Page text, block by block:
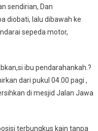
sendirian, Dan
diobati, lalu dibawah ke
sepeda motor,
ibu pendarahankah.?
dari pukul 04.00 pagi ,
di mesjid Jalan Jawa
terbungkus kain tanpa